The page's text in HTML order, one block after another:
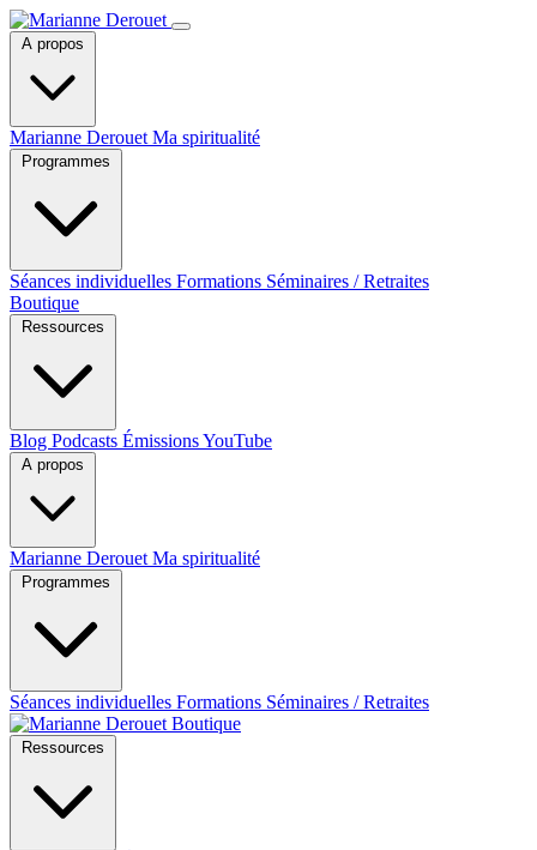
Marianne Derouet Ma spiritualité
Séances individuelles Formations Séminaires / Retraites
Boutique
Blog Podcasts Émissions YouTube
Marianne Derouet Ma spiritualité
Séances individuelles Formations Séminaires / Retraites
Boutique